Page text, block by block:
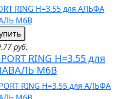
руб.
RING H=3.55 для
M6B